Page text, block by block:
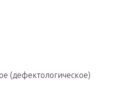
(дефектологическое)